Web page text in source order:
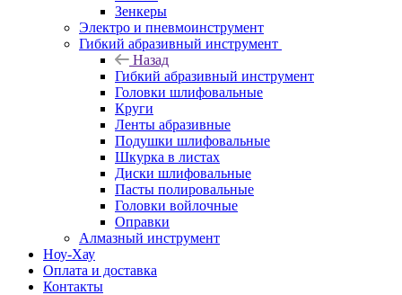
Зенкеры
Электро и пневмоинструмент
Гибкий абразивный инструмент
Назад
Гибкий абразивный инструмент
Головки шлифовальные
Круги
Ленты абразивные
Подушки шлифовальные
Шкурка в листах
Диски шлифовальные
Пасты полировальные
Головки войлочные
Оправки
Алмазный инструмент
Ноу-Хау
Оплата и доставка
Контакты